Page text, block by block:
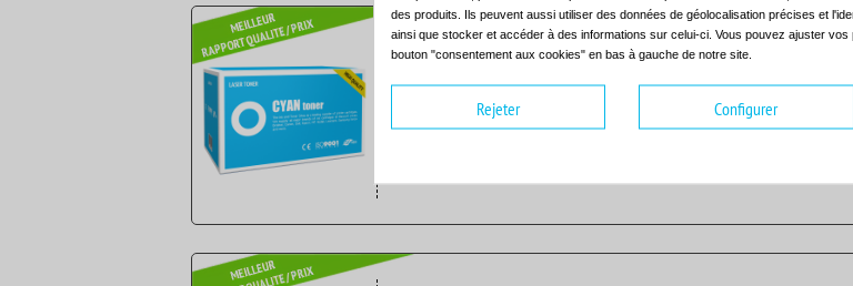
Toner compatible - DELL 59310369 - cyan
Couleur : cyan
ISO 9001 / ISO 14001
Capacité :5000 pages
des produits. Ils peuvent aussi utiliser des données de géolocalisation précises et
ainsi que stocker et accéder à des informations sur celui-ci. Vous pouvez ajuster
bouton "consentement aux cookies" en bas à gauche de notre site.
Rejeter Configurer